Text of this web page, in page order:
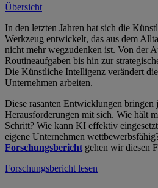
Übersicht
In den letzten Jahren hat sich die
Werkzeug entwickelt, das aus dem
nicht mehr wegzudenken ist. Von der
Routineaufgaben bis hin zur
Die Künstliche Intelligenz verändert
Unternehmen arbeiten.
Diese rasanten Entwicklungen
Herausforderungen mit sich. Wie hält
Schritt? Wie kann KI effektiv
eigene Unternehmen
Forschungsbericht gehen wir diesen
Forschungsbericht lesen